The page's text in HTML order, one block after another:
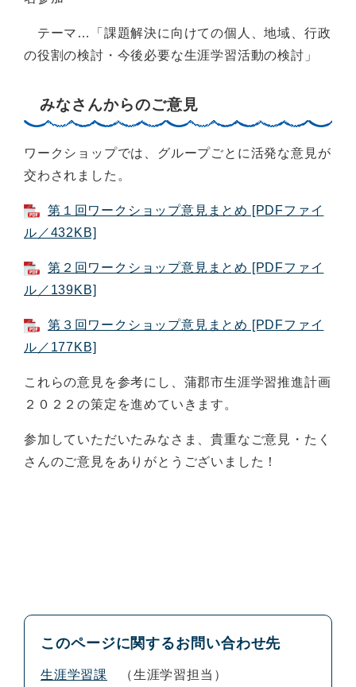
テーマ…「課題解決に向けての個人、地域、行政
の役割の検討・今後必要な生涯学習活動の検討」
みなさんからのご意見
ワークショップでは、グループごとに活発な意見が
交わされました。
第１回ワークショップ意見まとめ [PDFファイ
ル／432KB]
第２回ワークショップ意見まとめ [PDFファイ
ル／139KB]
第３回ワークショップ意見まとめ [PDFファイ
ル／177KB]
これらの意見を参考にし、蒲郡市生涯学習推進計画
２０２２の策定を進めていきます。
参加していただいたみなさま、貴重なご意見・たく
さんのご意見をありがとうございました！
このページに関するお問い合わせ先
生涯学習課 生涯学習担当